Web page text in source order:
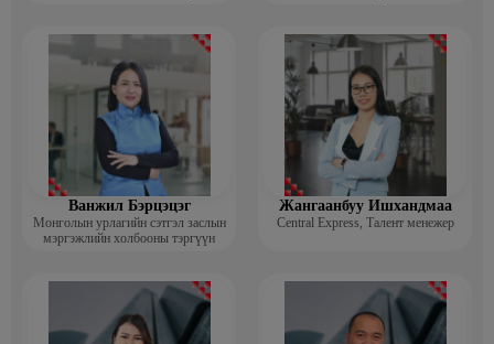
Ванжил Бэрцэцэг
Монголын урлагийн сэтгэл заслын
мэргэжлийн холбооны тэргүүн
Жангаанбуу Ишхандмаа
Central Express, Талент менежер